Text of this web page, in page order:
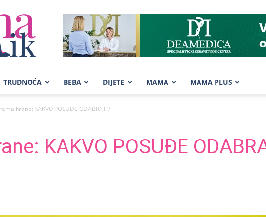
TRUDNOĆA BEBA DIJETE MAMA MAMA PLUS
hrane: KAKVO POSUĐE ODABRATI?
KAKVO POSUĐE